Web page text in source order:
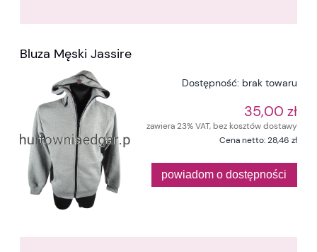
Bluza Męski Jassire
Dostępność: brak towaru
35,00 zł
zawiera 23% VAT, bez kosztów dostawy
Cena netto:28,46 zł
powiadom o dostępności